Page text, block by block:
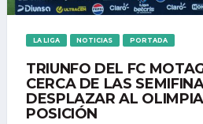
LA LIGA NOTICIAS PORTADA
TRIUNFO DEL FC
CERCA DE LAS
DESPLAZAR AL
POSICIÓN